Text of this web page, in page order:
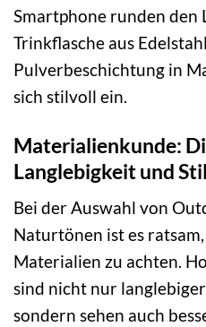
Smartphone runden den
Trinkflasche aus
Pulverbeschichtung in
sich stilvoll ein.
Materialienkunde:
Langlebigkeit und Stil
Bei der Auswahl von
Naturtönen ist es
Materialien zu achten.
sind nicht nur
sondern sehen auch